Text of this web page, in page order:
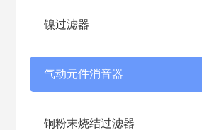
镍过滤器
气动元件消音器
铜粉末烧结过滤器